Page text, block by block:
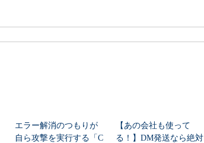
エラー解消のつもりが
自ら攻撃を実行する「C
【あの会社も使って
る！】DM発送なら絶対